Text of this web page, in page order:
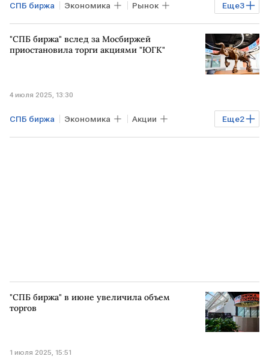
Еще3
СПБ биржа Экономика Рынок
РОССИЯ Акции Торги
"СПБ биржа" вслед за Мосбиржей
приостановила торги акциями "ЮГК"
4 июля 2025, 13:30
Еще2
СПБ биржа Экономика Акции
Рынок Торги
"СПБ биржа" в июне увеличила объем
торгов
1 июля 2025, 15:51